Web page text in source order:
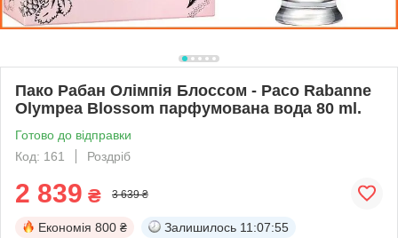
Пако Рабан Олімпія Блоссом - Paco Rabanne
Olympea Blossom парфумована вода 80 ml.
Готово до відправки
Код: 161
Роздріб
2 839 ₴ 3 639 ₴
Економія 800 ₴ Залишилось 11:07:54